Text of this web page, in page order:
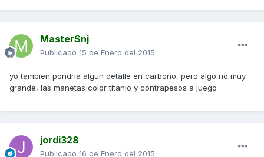
MasterSnj
Publicado 15 de Enero del 2015
yo tambien pondria algun detalle en carbono, pero algo no muy
grande, las manetas color titanio y contrapesos a juego
jordi328
Publicado 16 de Enero del 2015